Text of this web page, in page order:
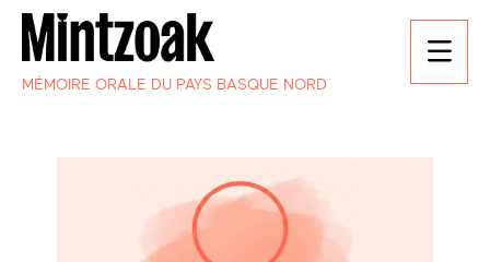
MÉMOIRE ORALE DU PAYS BASQUE NORD